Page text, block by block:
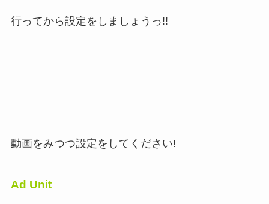
行ってから設定をしましょうっ!!
動画をみつつ設定をしてください!
Ad Unit